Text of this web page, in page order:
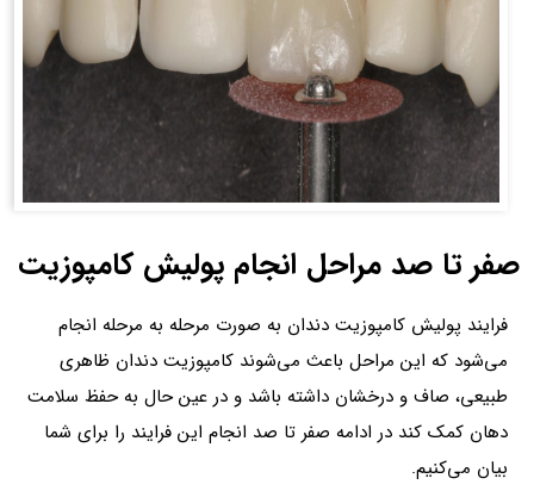
صفر تا صد مراحل انجام پولیش کامپوزیت
فرایند پولیش کامپوزیت دندان به صورت مرحله به مرحله انجام
می‌شود که این مراحل باعث می‌شوند کامپوزیت دندان ظاهری
طبیعی، صاف و درخشان داشته باشد و در عین حال به حفظ سلامت
دهان کمک کند در ادامه صفر تا صد انجام این فرایند را برای شما
بیان می‌کنیم.